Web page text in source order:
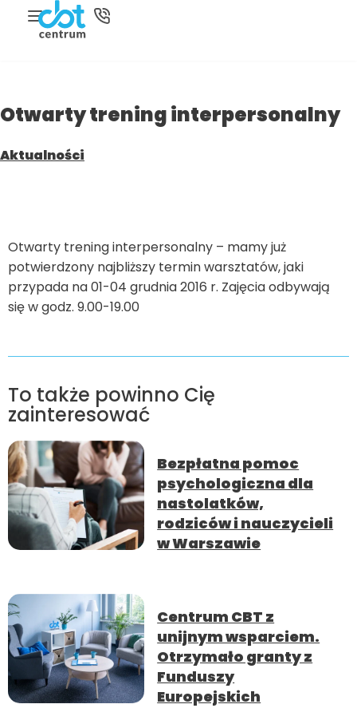
Otwarty trening interpersonalny
Aktualności
Otwarty trening interpersonalny – mamy już
potwierdzony najbliższy termin warsztatów, jaki
przypada na 01-04 grudnia 2016 r. Zajęcia odbywają
się w godz. 9.00-19.00
To także powinno Cię
zainteresować
Bezpłatna pomoc
psychologiczna dla
nastolatków,
rodziców i nauczycieli
w Warszawie
Centrum CBT z
unijnym wsparciem.
Otrzymało granty z
Funduszy
Europejskich